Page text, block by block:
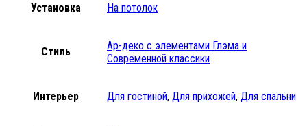
Установка На потолок
Стиль
Ар-деко с элементами Глэма и
Современной классики
Интерьер Для гостиной, Для прихожей, Для спальни